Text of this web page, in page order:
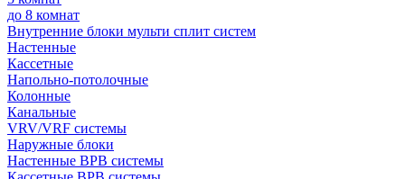
до 8 комнат
Внутренние блоки мульти сплит систем
Настенные
Кассетные
Напольно-потолочные
Колонные
Канальные
VRV/VRF системы
Наружные блоки
Настенные ВРВ системы